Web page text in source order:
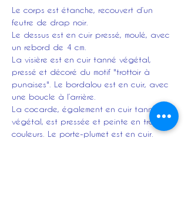
Le corps est étanche, recouvert d’un
feutre de drap noir.
Le dessus est en cuir pressé, moulé, avec
un rebord de 4 cm.
La visière est en cuir tanné végétal,
pressé et décoré du motif "trottoir à
punaises". Le bordalou est en cuir, avec
une boucle à l’arrière.
La cocarde, également en cuir tanné
végétal, est pressée et peinte en trois
couleurs. Le porte-plumet est en cuir.